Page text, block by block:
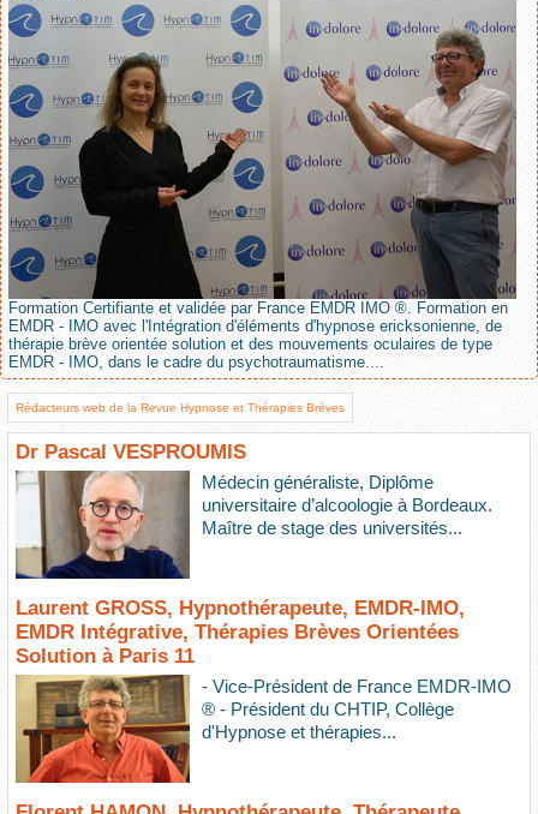
Formation Certifiante et validée par France EMDR IMO ®. Formation en
EMDR - IMO avec l'Intégration d'éléments d'hypnose ericksonienne, de
thérapie brève orientée solution et des mouvements oculaires de type
EMDR - IMO, dans le cadre du psychotraumatisme....
Rédacteurs web de la Revue Hypnose et Thérapies Brèves
Dr Pascal VESPROUMIS
Médecin généraliste, Diplôme
universitaire d’alcoologie à Bordeaux.
Maître de stage des universités...
Laurent GROSS, Hypnothérapeute, EMDR-IMO,
EMDR Intégrative, Thérapies Brèves Orientées
Solution à Paris 11
- Vice-Président de France EMDR-IMO
® - Président du CHTIP, Collège
d'Hypnose et thérapies...